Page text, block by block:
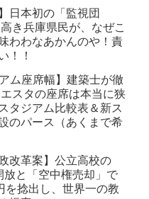
日本初の「監視団
き兵庫県民が、なぜこ
わわなあかんのや！責
！！
ム座席幅】建築士が徹
スタの座席は本当に狭
タジアム比較表＆新ス
のパース（あくまで希
改革案】公立高校の
放と「空中権売却」で
を捻出し、世界一の教